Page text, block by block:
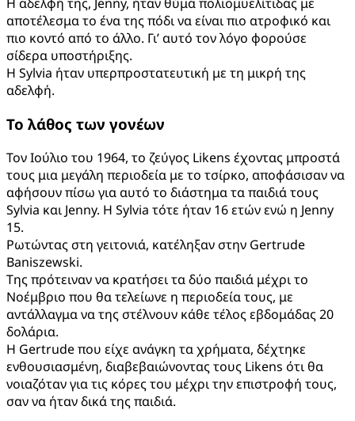
αποτέλεσμα το ένα της πόδι να είναι πιο ατροφικό και
πιο κοντό από το άλλο. Γι’ αυτό τον λόγο φορούσε
σίδερα υποστήριξης.
Η Sylvia ήταν υπερπροστατευτική με τη μικρή της
αδελφή.
Το λάθος των γονέων
Τον Ιούλιο του 1964, το ζεύγος Likens έχοντας μπροστά
τους μια μεγάλη περιοδεία με το τσίρκο, αποφάσισαν να
αφήσουν πίσω για αυτό το διάστημα τα παιδιά τους
Sylvia και Jenny. Η Sylvia τότε ήταν 16 ετών ενώ η Jenny
15.
Ρωτώντας στη γειτονιά, κατέληξαν στην Gertrude
Baniszewski.
Της πρότειναν να κρατήσει τα δύο παιδιά μέχρι το
Νοέμβριο που θα τελείωνε η περιοδεία τους, με
αντάλλαγμα να της στέλνουν κάθε τέλος εβδομάδας 20
δολάρια.
Η Gertrude που είχε ανάγκη τα χρήματα, δέχτηκε
ενθουσιασμένη, διαβεβαιώνοντας τους Likens ότι θα
νοιαζόταν για τις κόρες του μέχρι την επιστροφή τους,
σαν να ήταν δικά της παιδιά.